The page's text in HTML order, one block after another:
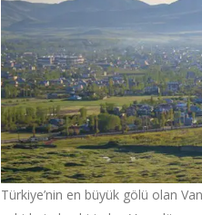
Türkiye’nin en büyük gölü olan